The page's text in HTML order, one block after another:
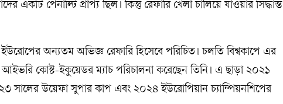
একটি পেনাল্টি প্রাপ্য ছিল। কিন্তু রেফারি খেলা চালিয়ে যাওয়ার সিদ্ধান্ত
ইউরোপের অন্যতম অভিজ্ঞ রেফারি হিসেবে পরিচিত। চলতি বিশ্বকাপে এর
কোস্ট-ইকুয়েডর ম্যাচ পরিচালনা করেছেন তিনি। এ ছাড়া ২০২১
সালের উয়েফা সুপার কাপ এবং ২০২৪ ইউরোপিয়ান চ্যাম্পিয়নশিপের